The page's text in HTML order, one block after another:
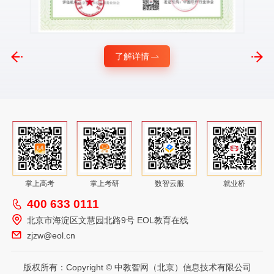
了解详情
掌上高考 掌上考研 数智云服 就业桥
400 633 0111
北京市海淀区文慧园北路9号 EOL教育在线
zjzw@eol.cn
版权所有：Copyright © 中教智网（北京）信息技术有限公司